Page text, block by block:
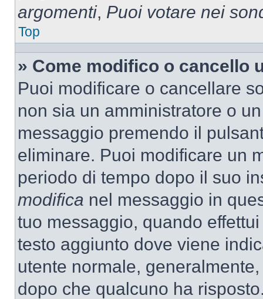
argomenti, Puoi votare nei
Top
» Come modifico o cancello
Puoi modificare o cancellare
non sia un amministratore o
messaggio premendo il
eliminare. Puoi modificare un
periodo di tempo dopo il suo
modifica nel messaggio in
tuo messaggio, quando
testo aggiunto dove viene
utente normale,
dopo che qualcuno ha